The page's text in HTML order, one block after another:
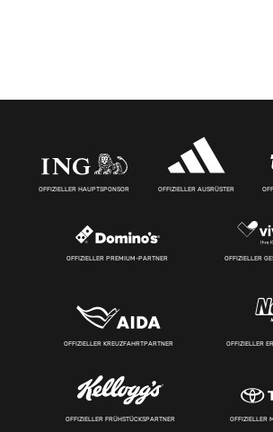
OFFIZIELLER HAUPTSPONSOR OFFIZIELLER AUSRÜSTER
OFFIZIELLER PREMIUM-PARTNER OFFIZIELLER
OFFIZIELLER KREUZFAHRTPARTNER OFFIZIELLER
OFFIZIELLER FRÜHSTÜCKSPARTNER OFFIZIELLER